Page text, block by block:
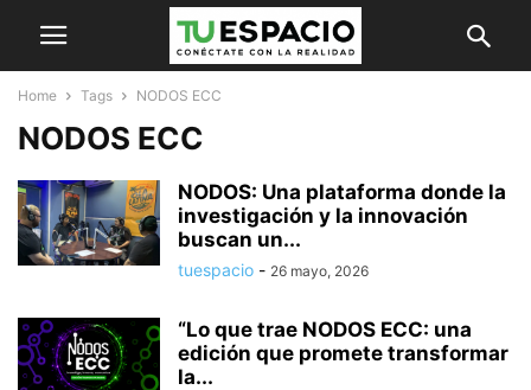
Home Tags NODOS ECC
NODOS ECC
NODOS: Una plataforma donde la
investigación y la innovación
buscan un...
tuespacio - 26 mayo, 2026
“Lo que trae NODOS ECC: una
edición que promete transformar
la...